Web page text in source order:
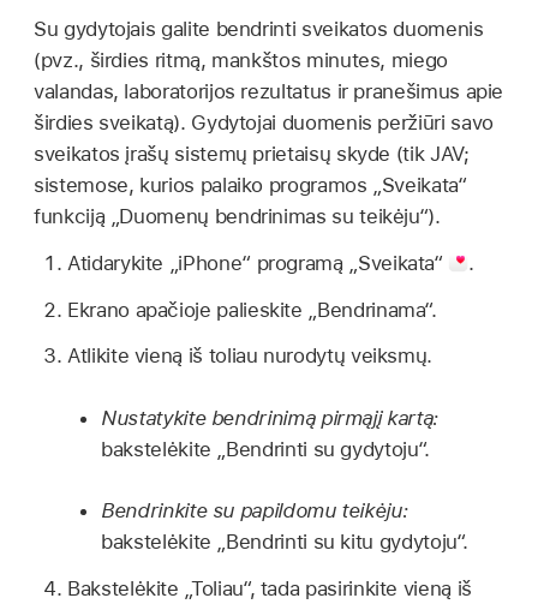
Su gydytojais galite bendrinti sveikatos duomenis
(pvz., širdies ritmą, mankštos minutes, miego
valandas, laboratorijos rezultatus ir pranešimus apie
širdies sveikatą). Gydytojai duomenis peržiūri savo
sveikatos įrašų sistemų prietaisų skyde (tik JAV;
sistemose, kurios palaiko programos „Sveikata“
funkciją „Duomenų bendrinimas su teikėju“).
Atidarykite „iPhone“ programą „Sveikata“
.
Ekrano apačioje palieskite „Bendrinama“.
Atlikite vieną iš toliau nurodytų veiksmų.
Nustatykite bendrinimą pirmąjį kartą:
bakstelėkite „Bendrinti su gydytoju“.
Bendrinkite su papildomu teikėju:
bakstelėkite „Bendrinti su kitu gydytoju“.
Bakstelėkite „Toliau“, tada pasirinkite vieną iš